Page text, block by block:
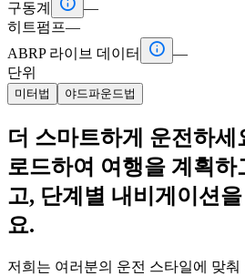
구동계
—
히트펌프—
ABRP 라이브 데이터
 —
단위
미터법 야드파운드법
더 스마트하게 운전하세
로드하여 여행을 계획하
고, 단계별 내비게이션을
요.
저희는 여러분의 운전 스타일에 맞춰